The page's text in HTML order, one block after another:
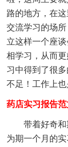
路的地方，在
交流学习的场
立这样一个座
相学习，从而
习中得到了很
不足！工作上也
药店实习报告范
带着好奇和
为期一个月的